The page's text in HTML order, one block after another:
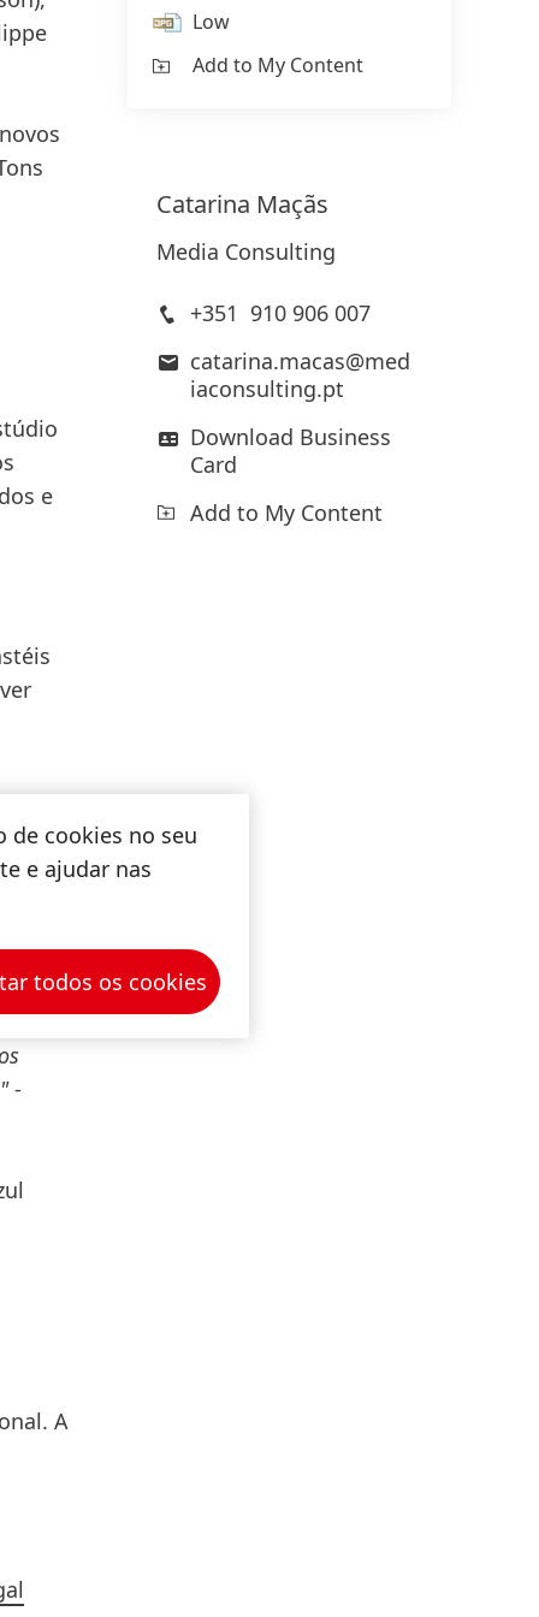
e
-
. A
Low
Add to My Content
Catarina Maçãs
Media Consulting
+351 910 906 007
catarina.macas@med
iaconsulting.pt
Download Business
Card
Add to My Content
de cookies no seu
e ajudar nas
todos os cookies